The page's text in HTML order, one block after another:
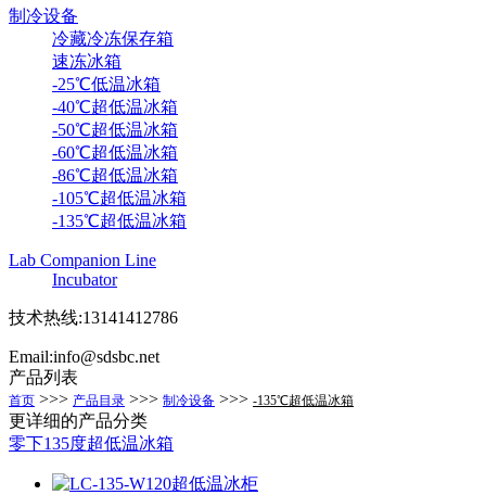
制冷设备
冷藏冷冻保存箱
速冻冰箱
-25℃低温冰箱
-40℃超低温冰箱
-50℃超低温冰箱
-60℃超低温冰箱
-86℃超低温冰箱
-105℃超低温冰箱
-135℃超低温冰箱
Lab Companion Line
Incubator
技术热线:13141412786
Email:info@sdsbc.net
产品列表
首页 >>> 产品目录 >>> 制冷设备 >>> -135℃超低温冰箱
更详细的产品分类
零下135度超低温冰箱